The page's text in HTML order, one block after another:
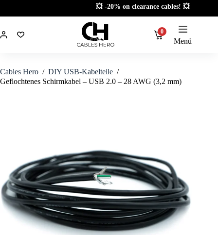
💥 -20% on clearance cables! 💥
0
Menü
Cables Hero / DIY USB-Kabelteile /
Geflochtenes Schirmkabel – USB 2.0 – 28 AWG (3,2 mm)